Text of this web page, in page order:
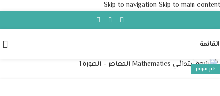
Skip to navigation Skip to main content
القائمة
غير متوفر